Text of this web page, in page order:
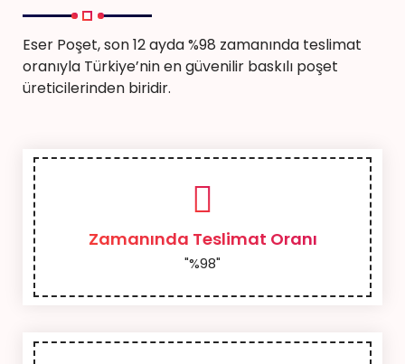
Eser Poşet, son 12 ayda %98 zamanında teslimat
oranıyla Türkiye’nin en güvenilir baskılı poşet
üreticilerinden biridir.
Zamanında Teslimat Oranı
"%98"